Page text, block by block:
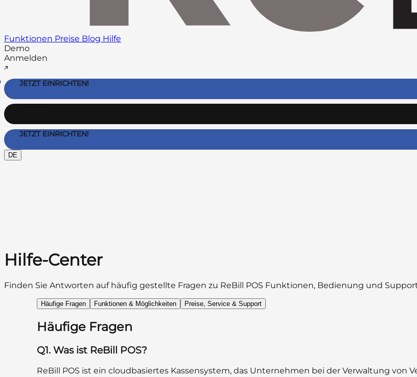
Funktionen Preise Blog Hilfe
Demo
Anmelden
JETZT EINRICHTEN!
JETZT EINRICHTEN!
DE
Hilfe-Center
Finden Sie Antworten auf häufig gestellte Fragen zu ReBill POS Funktionen, Bedienung und
Häufige Fragen Funktionen & Möglichkeiten Preise, Service & Support
Häufige Fragen
Q1. Was ist ReBill POS?
ReBill POS ist ein cloudbasiertes Kassensystem, das Unternehmen bei der Verwaltung von